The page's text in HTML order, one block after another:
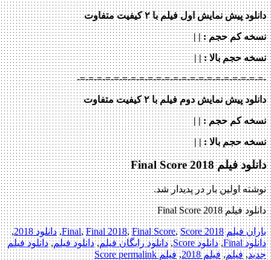
دانلود پیش نمایش اول فیلم با ۲ کیفیت متفاوت
نسخه کم حجم: | |
نسخه حجم بالا: | |
-=-=-=-=-=-=-=-=-=-=-=-=-=-=-=-=-=-=-=-=-=-=-
دانلود پیش نمایش دوم فیلم با ۲ کیفیت متفاوت
نسخه کم حجم: | |
نسخه حجم بالا: | |
دانلود فیلم Final Score 2018
نوشته اولین بار در پدیدار شد.
دانلود فیلم Final Score 2018
باران فیلم 2018 Final
, Final 2018,Final Score,Score
,دانلود 2018
,
دانلود Final
,دانلود Score , دانلود رایگان فیلم,دانلود فیلم,دانلود فیلم
جدید,فیلم,فیلم 2018 ,فیلم Scorepermalink